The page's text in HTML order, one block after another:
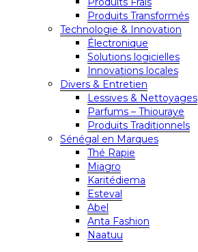
Produits Transformés
Technologie & Innovation
Électronique
Solutions logicielles
Innovations locales
Divers & Entretien
Lessives & Nettoyages
Parfums – Thiouraye
Produits Traditionnels
Sénégal en Marques
Thé Rapie
Miagro
Karitédiema
Esteval
Abel
Anta Fashion
Naatuu